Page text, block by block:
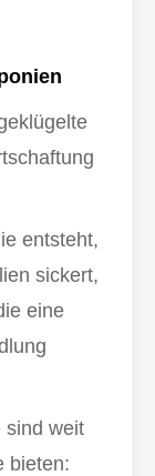
entsteht,
sickert,
eine
sind weit
bieten: